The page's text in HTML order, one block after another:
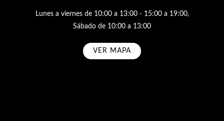
Lunes a viernes de 10:00 a 13:00 - 15:00 a 19:00,
Sábado de 10:00 a 13:00
VER MAPA